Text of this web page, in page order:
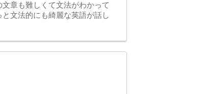
章も難しくて文法がわかって
文法的にも綺麗な英語が話し